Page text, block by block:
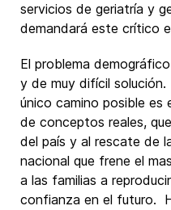
servicios de geriatría y
demandará este crítico
El problema
y de muy difícil solución.
único camino posible es
de conceptos reales,
del país y al rescate de
nacional que frene el
a las familias a
confianza en el futuro.